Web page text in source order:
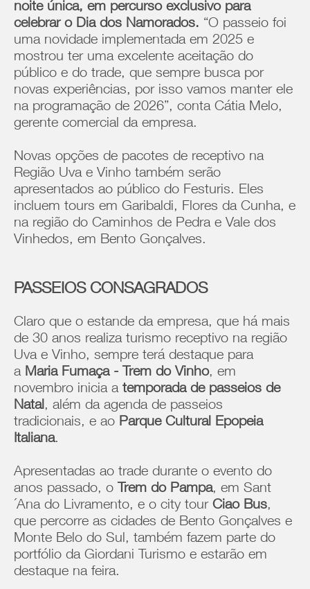
noite única, em percurso exclusivo para
celebrar o Dia dos Namorados. “O passeio foi
uma novidade implementada em 2025 e
mostrou ter uma excelente aceitação do
público e do trade, que sempre busca por
novas experiências, por isso vamos manter ele
na programação de 2026”, conta Cátia Melo,
gerente comercial da empresa.
Novas opções de pacotes de receptivo na
Região Uva e Vinho também serão
apresentados ao público do Festuris. Eles
incluem tours em Garibaldi, Flores da Cunha, e
na região do Caminhos de Pedra e Vale dos
Vinhedos, em Bento Gonçalves.
PASSEIOS CONSAGRADOS
Claro que o estande da empresa, que há mais
de 30 anos realiza turismo receptivo na região
Uva e Vinho, sempre terá destaque para
a Maria Fumaça - Trem do Vinho, em
novembro inicia a temporada de passeios de
Natal, além da agenda de passeios
tradicionais, e ao Parque Cultural Epopeia
Italiana.
Apresentadas ao trade durante o evento do
anos passado, o Trem do Pampa, em Sant
´Ana do Livramento, e o city tour Ciao Bus,
que percorre as cidades de Bento Gonçalves e
Monte Belo do Sul, também fazem parte do
portfólio da Giordani Turismo e estarão em
destaque na feira.